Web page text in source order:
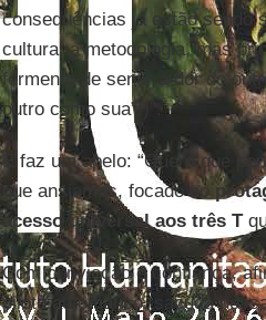
consequências já estão sendo
cultura, a metodologia, mas
fermento de sentir a dor do
outro como sua”!)”.
E faz um apelo: “Quero que
que ansiamos, focado no
acesso universal aos três T
Com convicção e confiança,
piloto automático, sacuda